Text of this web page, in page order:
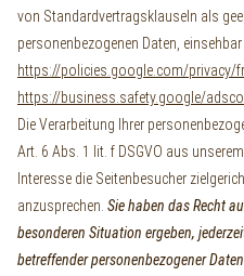
von Standardvertragsklauseln als
personenbezogenen Daten, einsehbar
https://policies.google.com/privacy/
https://business.safety.google/
Die Verarbeitung Ihrer
Art. 6 Abs. 1 lit. f DSGVO aus
Interesse die Seitenbesucher
anzusprechen. Sie haben das Recht
besonderen Situation ergeben,
betreffender personenbezogener